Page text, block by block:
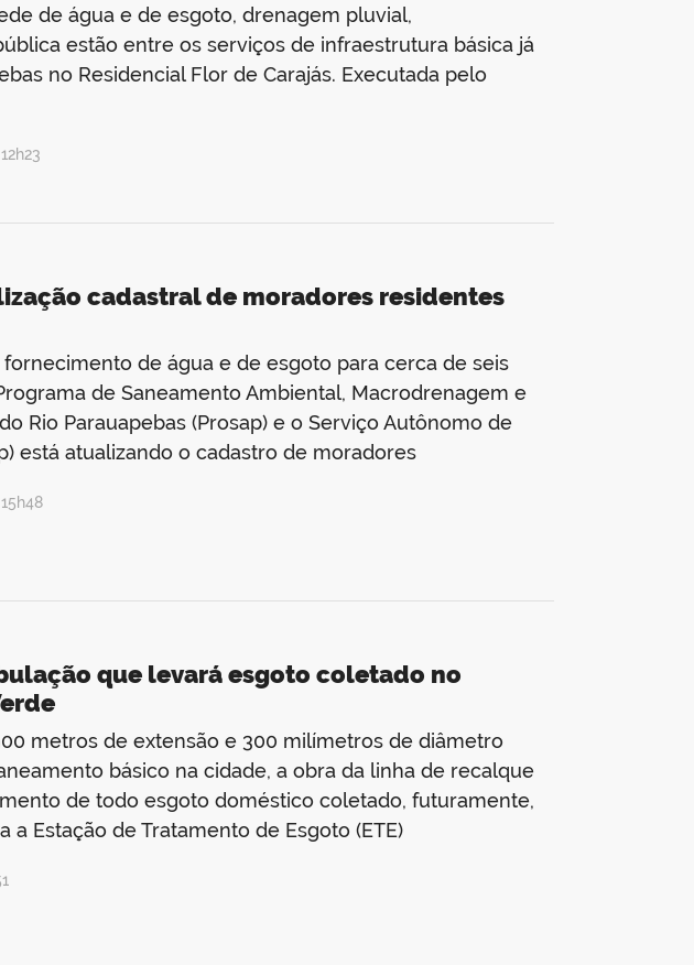
de água e de esgoto, drenagem pluvial,
estão entre os serviços de infraestrutura básica já
no Residencial Flor de Carajás. Executada pelo
cadastral de moradores residentes
de água e de esgoto para cerca de seis
de Saneamento Ambiental, Macrodrenagem e
Rio Parauapebas (Prosap) e o Serviço Autônomo de
está atualizando o cadastro de moradores
que levará esgoto coletado no
metros de extensão e 300 milímetros de diâmetro
básico na cidade, a obra da linha de recalque
de todo esgoto doméstico coletado, futuramente,
Estação de Tratamento de Esgoto (ETE)